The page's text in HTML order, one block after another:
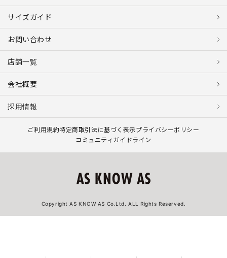
サイズガイド
お問い合わせ
店舗一覧
会社概要
採用情報
ご利用規約特定商取引法に基づく表示プライバシーポリシー
コミュニティガイドライン
Copyright AS KNOW AS Co.Ltd. ALL Rights Reserved.